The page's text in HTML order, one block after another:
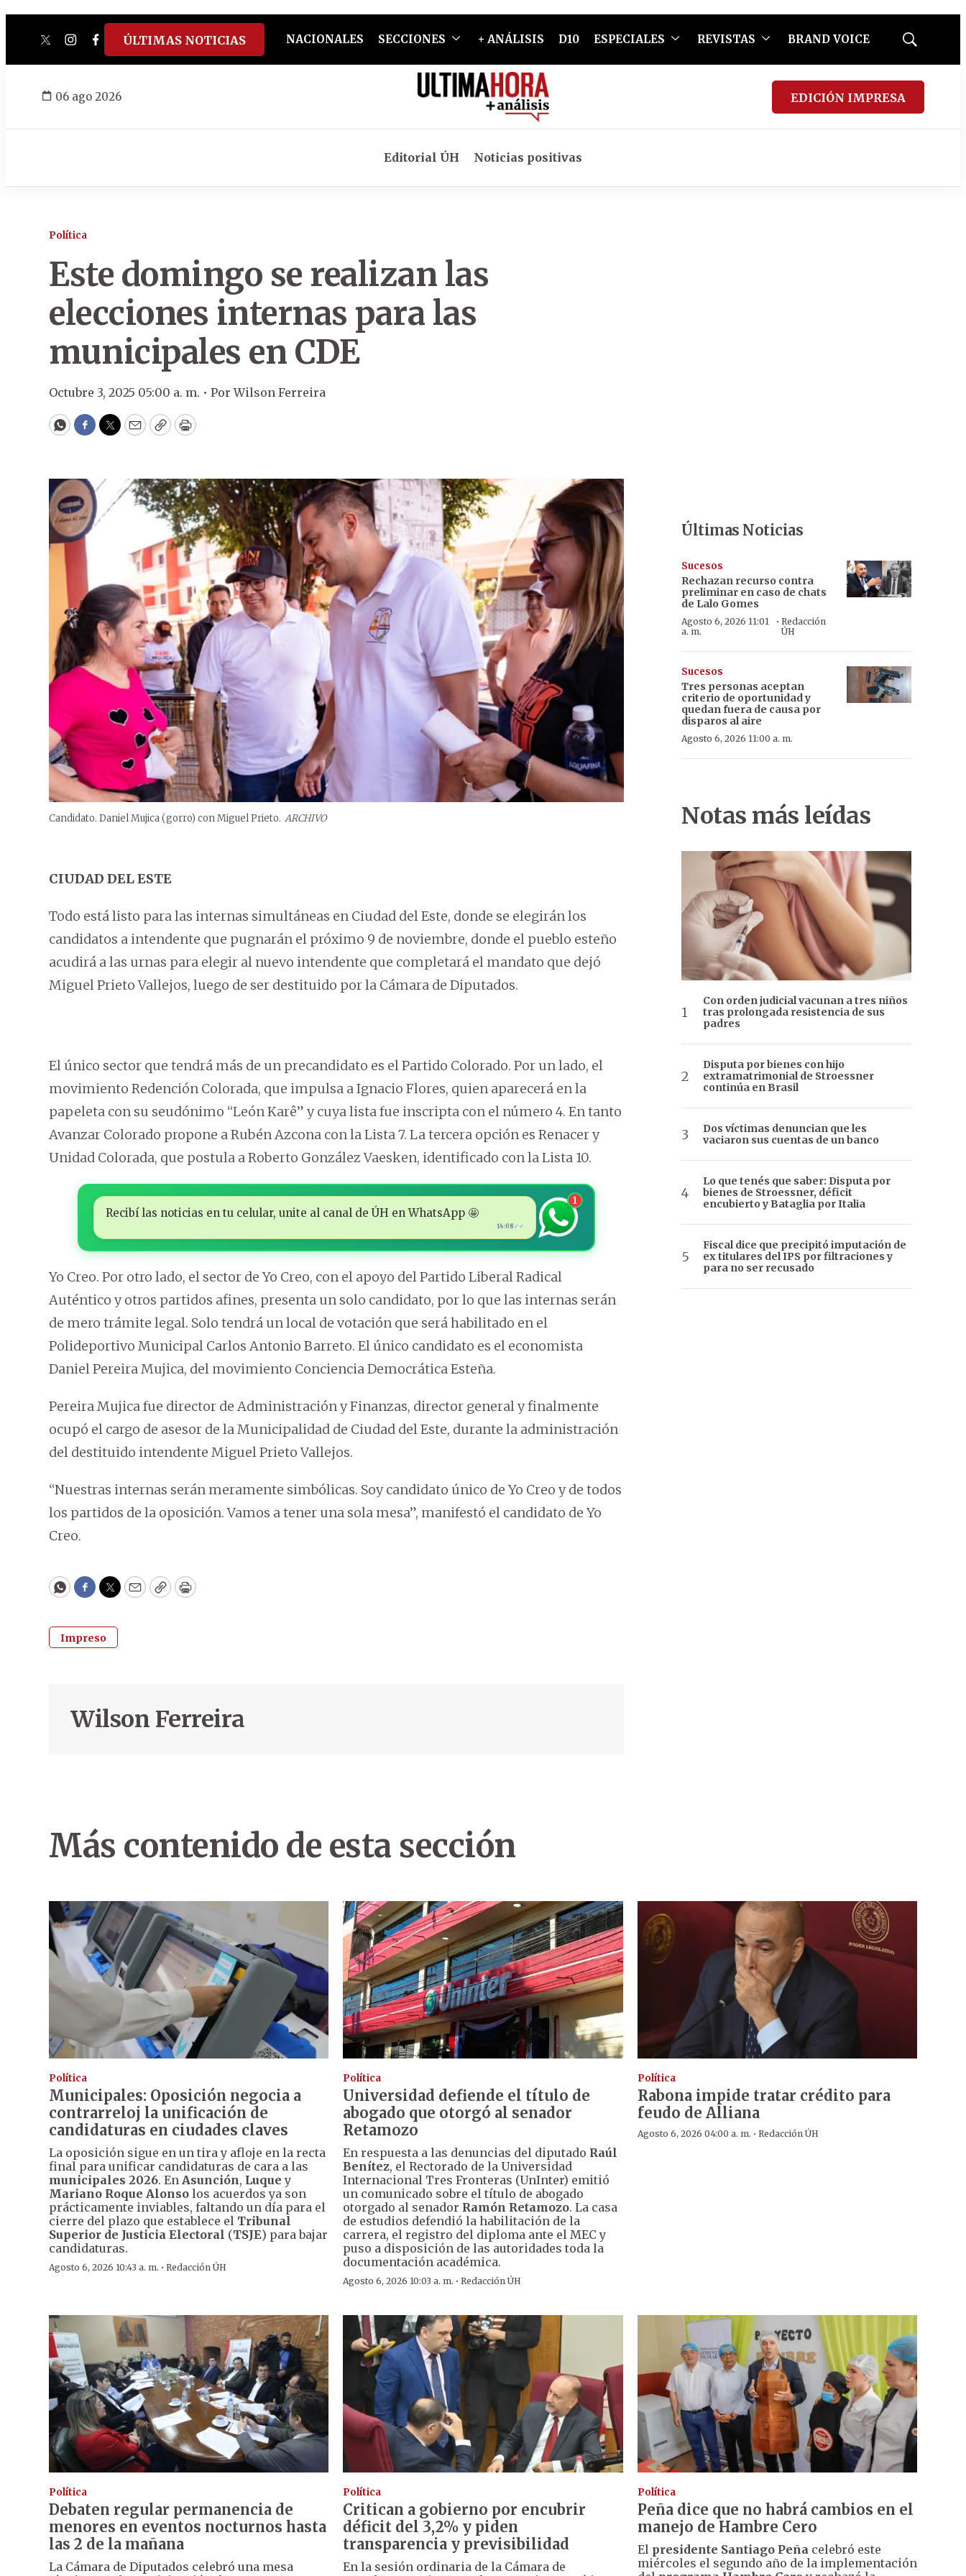
twitterinstagram
facebook
tiktokyoutube
spotify
ÚLTIMAS NOTICIAS NACIONALES SECCIONES + ANÁLISIS D10 ESPECIALES REVISTAS BRAND VOICE
Mostrar
06 ago 2026 EDICIÓN IMPRESA
Editorial ÚH Noticias positivas
Política
Este domingo se realizan las
elecciones internas para las
municipales en CDE
Octubre 3, 2025 05:00 a. m. • PorWilson Ferreira
WhatsApp
Facebook
Twitter
EmailCopyPrint
Candidato. Daniel Mujica (gorro) con Miguel Prieto. ARCHIVO
CIUDAD DEL ESTE
Todo está listo para las internas simultáneas en Ciudad del Este, donde se elegirán los
candidatos a intendente que pugnarán el próximo 9 de noviembre, donde el pueblo esteño
acudirá a las urnas para elegir al nuevo intendente que completará el mandato que dejó
Miguel Prieto Vallejos, luego de ser destituido por la Cámara de Diputados.
El único sector que tendrá más de un precandidato es el Partido Colorado. Por un lado, el
movimiento Redención Colorada, que impulsa a Ignacio Flores, quien aparecerá en la
papeleta con su seudónimo “León Karê” y cuya lista fue inscripta con el número 4. En tanto
Avanzar Colorado propone a Rubén Azcona con la Lista 7. La tercera opción es Renacer y
Unidad Colorada, que postula a Roberto González Vaesken, identificado con la Lista 10.
Recibí las noticias en tu celular, unite al canal de ÚH en WhatsApp 🤩
14:08 ✓✓
1
Yo Creo. Por otro lado, el sector de Yo Creo, con el apoyo del Partido Liberal Radical
Auténtico y otros partidos afines, presenta un solo candidato, por lo que las internas serán
de mero trámite legal. Solo tendrá un local de votación que será habilitado en el
Polideportivo Municipal Carlos Antonio Barreto. El único candidato es el economista
Daniel Pereira Mujica, del movimiento Conciencia Democrática Esteña.
Pereira Mujica fue director de Administración y Finanzas, director general y finalmente
ocupó el cargo de asesor de la Municipalidad de Ciudad del Este, durante la administración
del destituido intendente Miguel Prieto Vallejos.
“Nuestras internas serán meramente simbólicas. Soy candidato único de Yo Creo y de todos
los partidos de la oposición. Vamos a tener una sola mesa”, manifestó el candidato de Yo
Creo.
WhatsApp
Facebook
Twitter
EmailCopyPrint
Impreso
Wilson Ferreira
Últimas Noticias
Sucesos
Rechazan recurso contra
preliminar en caso de chats
de Lalo Gomes
Agosto 6, 2026 11:01
a. m.
·Redacción
ÚH
Sucesos
Tres personas aceptan
criterio de oportunidad y
quedan fuera de causa por
disparos al aire
Agosto 6, 2026 11:00 a. m.
Notas más leídas
Con orden judicial vacunan a tres niños
tras prolongada resistencia de sus
padres
Disputa por bienes con hijo
extramatrimonial de Stroessner
continúa en Brasil
Dos víctimas denuncian que les
vaciaron sus cuentas de un banco
Lo que tenés que saber: Disputa por
bienes de Stroessner, déficit
encubierto y Bataglia por Italia
Fiscal dice que precipitó imputación de
ex titulares del IPS por filtraciones y
para no ser recusado
Más contenido de esta sección
Política
Municipales: Oposición negocia a
contrarreloj la unificación de
candidaturas en ciudades claves
La oposición sigue en un tira y afloje en la recta
final para unificar candidaturas de cara a las
municipales 2026. En Asunción, Luque y
Mariano Roque Alonso los acuerdos ya son
prácticamente inviables, faltando un día para el
cierre del plazo que establece el Tribunal
Superior de Justicia Electoral (TSJE) para bajar
candidaturas.
Agosto 6, 2026 10:43 a. m. · Redacción ÚH
Política
Universidad defiende el título de
abogado que otorgó al senador
Retamozo
En respuesta a las denuncias del diputado Raúl
Benítez, el Rectorado de la Universidad
Internacional Tres Fronteras (UnInter) emitió
un comunicado sobre el título de abogado
otorgado al senador Ramón Retamozo. La casa
de estudios defendió la habilitación de la
carrera, el registro del diploma ante el MEC y
puso a disposición de las autoridades toda la
documentación académica.
Agosto 6, 2026 10:03 a. m. ·Redacción ÚH
Política
Rabona impide tratar crédito para
feudo de Alliana
Agosto 6, 2026 04:00 a. m. · Redacción ÚH
Política
Debaten regular permanencia de
menores en eventos nocturnos hasta
las 2 de la mañana
La Cámara de Diputados celebró una mesa
Política
Critican a gobierno por encubrir
déficit del 3,2% y piden
transparencia y previsibilidad
En la sesión ordinaria de la Cámara de
Política
Peña dice que no habrá cambios en el
manejo de Hambre Cero
El presidente Santiago Peña celebró este
miércoles el segundo año de la implementación